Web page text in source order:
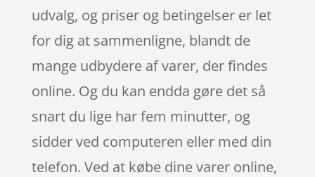
udvalg, og priser og betingelser er let
for dig at sammenligne, blandt de
mange udbydere af varer, der findes
online. Og du kan endda gøre det så
snart du lige har fem minutter, og
sidder ved computeren eller med din
telefon. Ved at købe dine varer online,